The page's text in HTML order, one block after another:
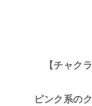
【チャク
ピンク系の